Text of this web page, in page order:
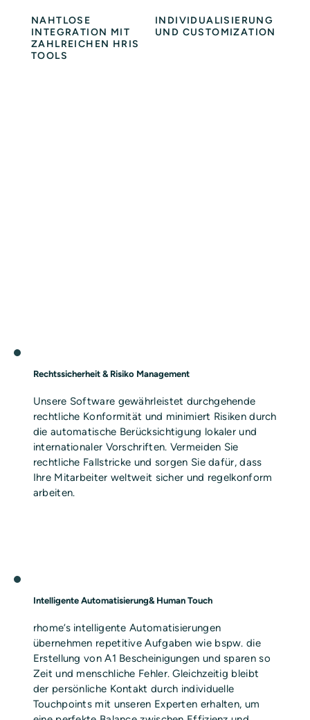
NAHTLOSE
INTEGRATION MIT
ZAHLREICHEN HRIS
TOOLS
INDIVIDUALISIERUNG
UND CUSTOMIZATION
Rechtssicherheit & Risiko Management
Unsere Software gewährleistet durchgehende
rechtliche Konformität und minimiert Risiken durch
die automatische Berücksichtigung lokaler und
internationaler Vorschriften. Vermeiden Sie
rechtliche Fallstricke und sorgen Sie dafür, dass
Ihre Mitarbeiter weltweit sicher und regelkonform
arbeiten.
Intelligente Automatisierung& Human Touch
rhome’s intelligente Automatisierungen
übernehmen repetitive Aufgaben wie bspw. die
Erstellung von A1 Bescheinigungen und sparen so
Zeit und menschliche Fehler. Gleichzeitig bleibt
der persönliche Kontakt durch individuelle
Touchpoints mit unseren Experten erhalten, um